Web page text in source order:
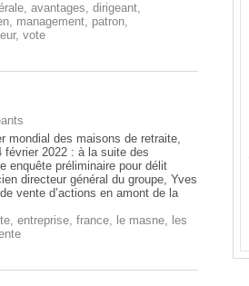
, avantages, dirigeant,
, management, patron,
, vote
mondial des maisons de retraite,
février 2022 : à la suite des
enquête préliminaire pour délit
directeur général du groupe, Yves
vente d’actions en amont de la
, entreprise, france, le masne, les